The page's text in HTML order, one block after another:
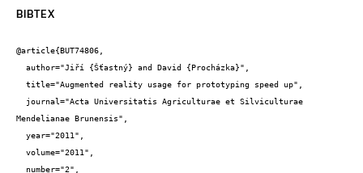
BIBTEX
@article{BUT74806,
Mendelianae Brunensis",